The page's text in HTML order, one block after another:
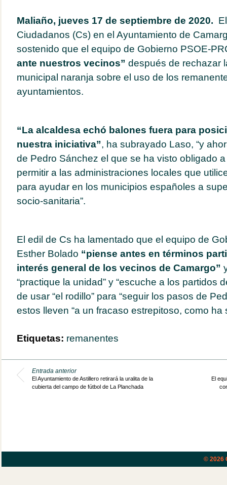
Maliaño, jueves 17 de septiembre de 2020.
Ciudadanos (Cs) en el Ayuntamiento de
sostenido que el equipo de Gobierno PSOE-
ante nuestros vecinos” después de rechazar
municipal naranja sobre el uso de los
ayuntamientos.
“La alcaldesa echó balones fuera para
nuestra iniciativa”, ha subrayado Laso, “y
de Pedro Sánchez el que se ha visto obligado
permitir a las administraciones locales que
para ayudar en los municipios españoles a
socio-sanitaria”.
El edil de Cs ha lamentado que el equipo de
Esther Bolado “piense antes en términos
interés general de los vecinos de Camargo”
“practique la unidad” y “escuche a los partidos
de usar “el rodillo” para “seguir los pasos de
estos lleven “a un fracaso estrepitoso, como ha
Etiquetas: remanentes
Entrada anterior
El Ayuntamiento de Astillero retirará la uralita de la
cubierta del campo de fútbol de La Planchada
El
© 2026